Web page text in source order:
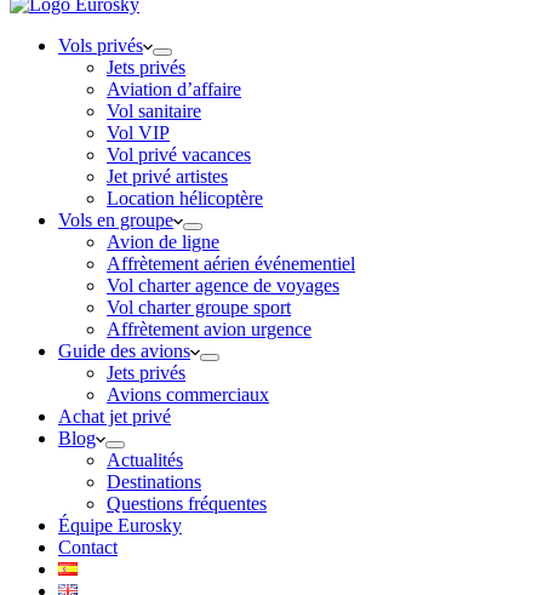
Vols privés
Jets privés
Aviation d’affaire
Vol sanitaire
Vol VIP
Vol privé vacances
Jet privé artistes
Location hélicoptère
Vols en groupe
Avion de ligne
Affrètement aérien événementiel
Vol charter agence de voyages
Vol charter groupe sport
Affrètement avion urgence
Guide des avions
Jets privés
Avions commerciaux
Achat jet privé
Blog
Actualités
Destinations
Questions fréquentes
Équipe Eurosky
Contact